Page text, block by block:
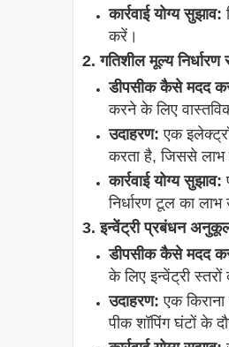
कार्रवाई योग्य सुझाव:
करें।
2. गतिशील मूल्य
डीपसीक कैसे मदद
करने के लिए
उदाहरण: एक
करता है, जिससे लाभ
कार्रवाई योग्य सुझाव:
निर्धारण टूल का लाभ
3. इन्वेंट्री प्रबंधन
डीपसीक कैसे मदद
के लिए इन्वेंट्री
उदाहरण: एक
पीक शॉपिंग घंटों के